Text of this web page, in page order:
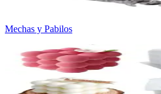
Mechas y Pabilos